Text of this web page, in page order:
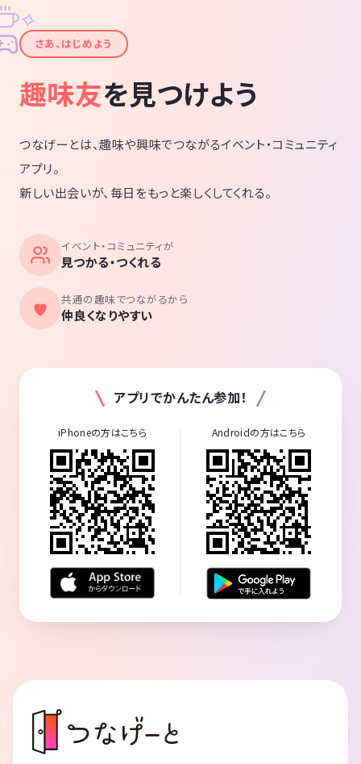
✦
✧
さあ、はじめよう
趣味友を見つけよう
つなげーとは、趣味や興味でつながるイベント・コミュニティ
アプリ。
新しい出会いが、毎日をもっと楽しくしてくれる。
イベント・コミュニティが
見つかる・つくれる
共通の趣味でつながるから
仲良くなりやすい
アプリでかんたん参加！
iPhoneの方はこちら Androidの方はこちら